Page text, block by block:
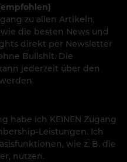
zu allen Artikeln,
die besten News und
direkt per Newsletter
Bullshit. Die
jederzeit über den
habe ich KEINEN Zugang
Leistungen. Ich
wie z. B. die
nutzen.